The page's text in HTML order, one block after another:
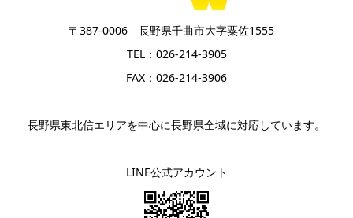
〒387-0006 長野県千曲市大字粟佐1555
TEL：026-214-3905
FAX：026-214-3906
長野県東北信エリアを中心に長野県全域に対応しています。
LINE公式アカウント